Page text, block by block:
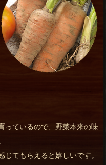
っているので、野菜本来の味
てもらえると嬉しいです。